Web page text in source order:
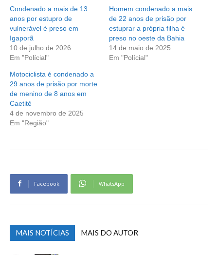
Condenado a mais de 13
anos por estupro de
vulnerável é preso em
Igaporã
10 de julho de 2026
Em "Polícial"
Homem condenado a mais
de 22 anos de prisão por
estuprar a própria filha é
preso no oeste da Bahia
14 de maio de 2025
Em "Polícial"
Motociclista é condenado a
29 anos de prisão por morte
de menino de 8 anos em
Caetité
4 de novembro de 2025
Em "Região"
Facebook WhatsApp
MAIS NOTÍCIAS MAIS DO AUTOR